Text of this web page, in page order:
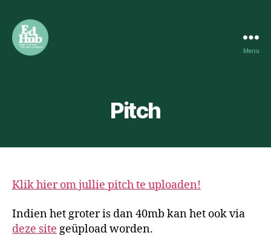
Menu
Pitch
Klik hier om jullie pitch te uploaden!
Indien het groter is dan 40mb kan het ook via
deze site geüpload worden.